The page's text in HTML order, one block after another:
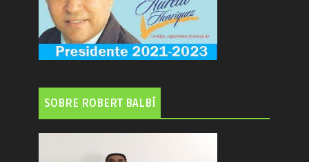
SOBRE ROBERT BALBÍ